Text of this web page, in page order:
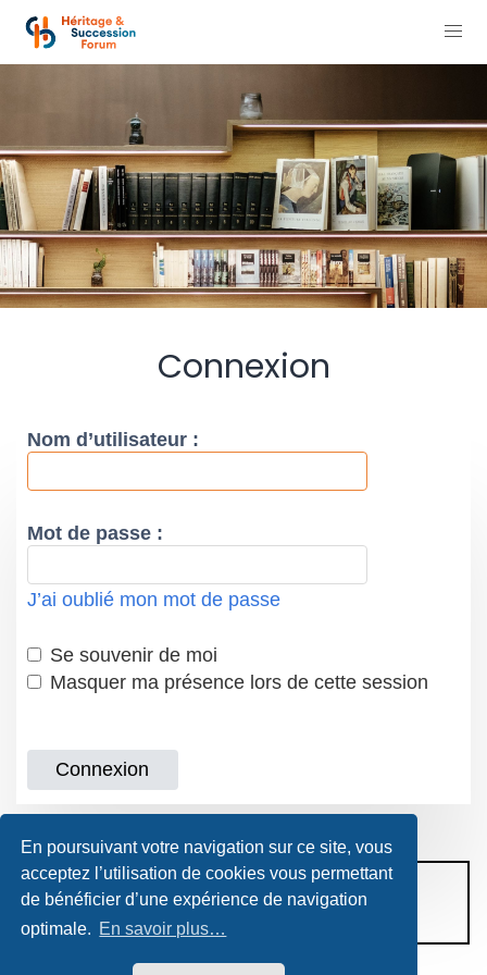
En poursuivant votre navigation sur ce site, vous
acceptez l’utilisation de cookies vous permettant
de bénéficier d’une expérience de navigation
optimale. En savoir plus…
Connexion
Nom d’utilisateur :
Mot de passe :
J’ai oublié mon mot de passe
Se souvenir de moi
Masquer ma présence lors de cette session
CONDITIONS D’UTILISATION
POLITIQUE DE VIE PRIVÉE